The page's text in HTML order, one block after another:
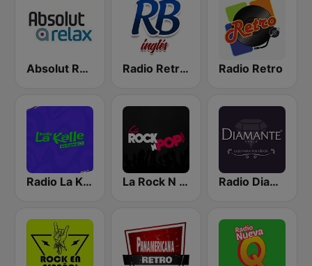
Absolut Relax Radio Retro Baladas en Inglés Radio Retro
Radio La Kalle La Rock N Pop Radio Diamante Rock & Soft